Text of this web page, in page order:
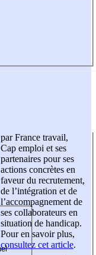
par France travail,
Cap emploi et ses
partenaires pour ses
actions concrètes en
faveur du recrutement,
de l’intégration et de
l’accompagnement de
ses collaborateurs en
situation de handicap.
Pour en savoir plus,
consultez cet article.